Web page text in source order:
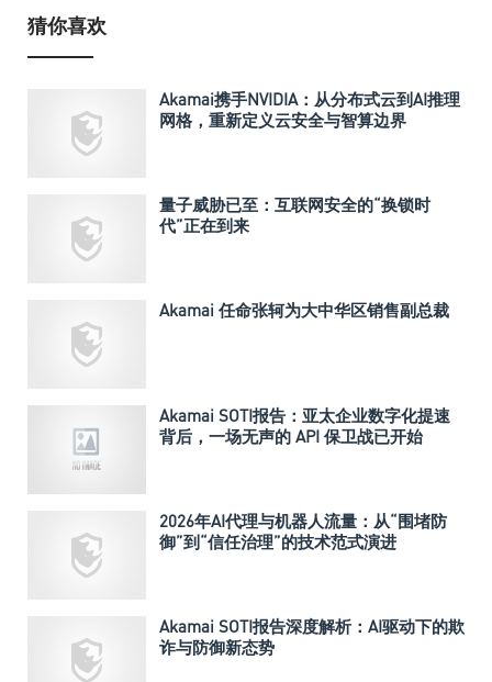
猜你喜欢
Akamai携手NVIDIA：从分布式云到AI推理
网格，重新定义云安全与智算边界
量子威胁已至：互联网安全的“换锁时
代”正在到来
Akamai 任命张轲为大中华区销售副总裁
Akamai SOTI报告：亚太企业数字化提速
背后，一场无声的 API 保卫战已开始
2026年AI代理与机器人流量：从“围堵防
御”到“信任治理”的技术范式演进
Akamai SOTI报告深度解析：AI驱动下的欺
诈与防御新态势